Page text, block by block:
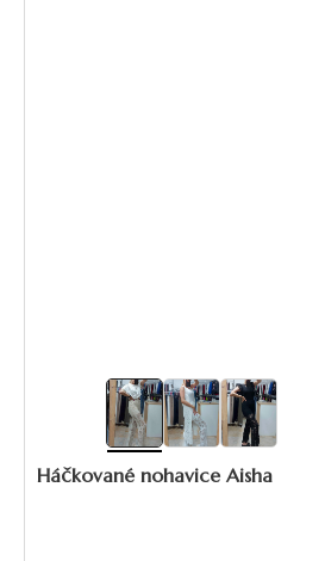
Háčkované nohavice Aisha